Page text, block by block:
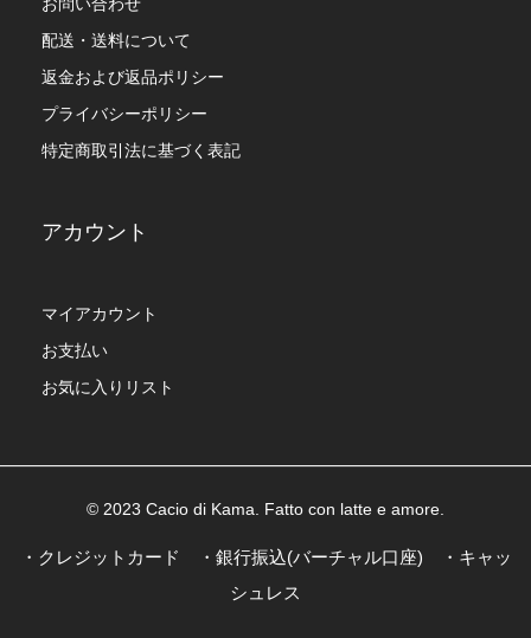
配送・送料について
返金および返品ポリシー
プライバシーポリシー
特定商取引法に基づく表記
アカウント
マイアカウント
お支払い
お気に入りリスト
© 2023 Cacio di Kama. Fatto con latte e amore.
・クレジットカード ・銀行振込(バーチャル口座) ・キャッ
シュレス